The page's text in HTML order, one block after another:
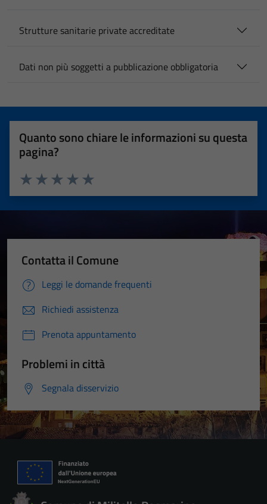
Strutture sanitarie private accreditate
Dati non più soggetti a pubblicazione obbligatoria
Quanto sono chiare le informazioni su questa
pagina?
Valuta 5 stelle su 5
Valuta 4 stelle su 5
Valuta 3 stelle su 5
Valuta 2 stelle su 5
Valuta 1 stelle su 5
Contatta il Comune
Leggi le domande frequenti
Richiedi assistenza
Prenota appuntamento
Problemi in città
Segnala disservizio